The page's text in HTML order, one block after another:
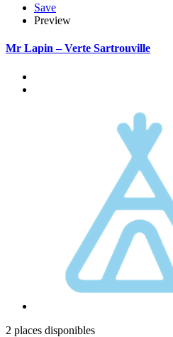
Save
Preview
Mr Lapin – Verte Sartrouville
2 places disponibles